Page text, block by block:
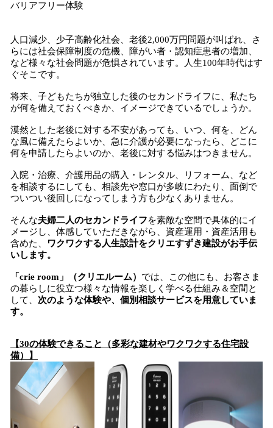
バリアフリー体験
人口減少、少子高齢化社会、老後2,000万円問題が叫ばれ、さ
らには社会保障制度の危機、障がい者・認知症患者の増加、
など様々な社会問題が危惧されています。人生100年時代はす
ぐそこです。
将来、子どもたちが独立した後のセカンドライフに、私たち
が何を備えておくべきか、イメージできているでしょうか。
漠然とした老後に対する不安があっても、いつ、何を、どん
な風に備えたらよいか、急に介護が必要になったら、どこに
何を申請したらよいのか、老後に対する悩みはつきません。
入院・治療、介護用品の購入・レンタル、リフォーム、など
を相談するにしても、相談先や窓口が多岐にわたり、面倒で
ついつい後回しになってしまう方も少なくありません。
そんな夫婦二人のセカンドライフを素敵な空間で具体的にイ
メージし、体感していただきながら、資産運用・資産活用も
含めた、
ワクワクする人生設計をクリエすずき建設がお手伝
いします。
「crie room」（クリエルーム） では、この他にも、お客さま
の暮らしに役立つ様々な情報を楽しく学べる仕組み＆空間と
して、 次のような体験や、個別相談サービスを用意していま
す。
【30の体験できること（多彩な建材やワクワクする住宅設
備）】